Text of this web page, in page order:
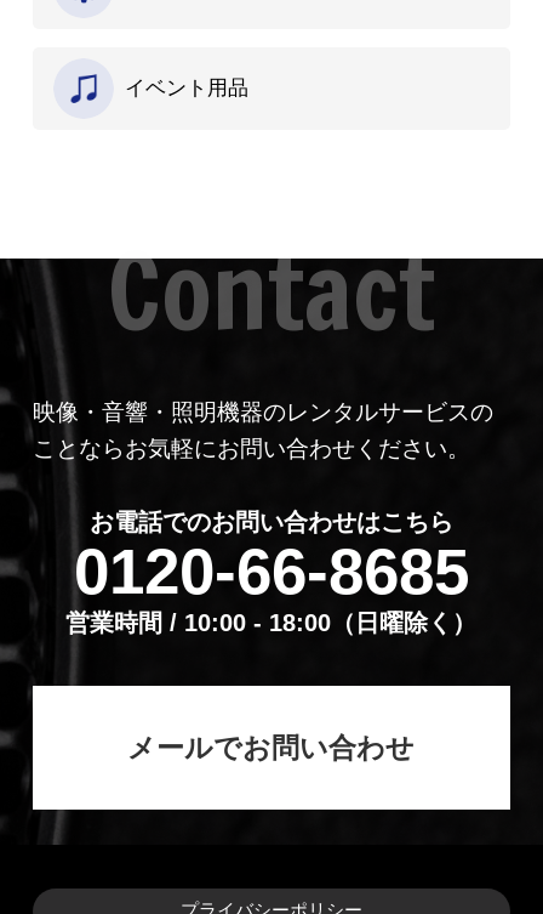
イベント用品
映像・音響・照明機器のレンタルサービスの
ことならお気軽にお問い合わせください。
お電話でのお問い合わせはこちら
0120-66-8685
営業時間 / 10:00 - 18:00（⽇曜除く）
メールでお問い合わせ